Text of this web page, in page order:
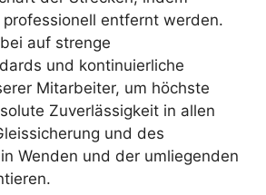
professionell entfernt werden.
auf strenge
und kontinuierliche
Mitarbeiter, um höchste
Zuverlässigkeit in allen
und des
Wenden und der umliegenden